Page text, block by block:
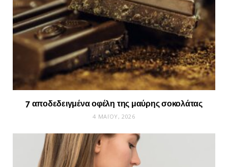
7 αποδεδειγμένα οφέλη της μαύρης σοκολάτας
4 ΜΑΪ́ΟΥ, 2026